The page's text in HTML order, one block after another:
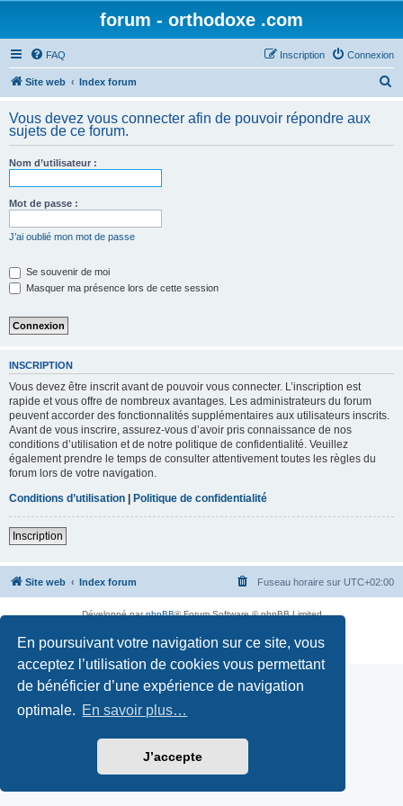
En poursuivant votre navigation sur ce site, vous
acceptez l’utilisation de cookies vous permettant
de bénéficier d’une expérience de navigation
optimale. En savoir plus…
J’accepte
forum - orthodoxe .com
FAQ Connexion
Inscription
Site web Index forum
h
Vous devez vous connecter afin de pouvoir répondre aux
sujets de ce forum.
Nom d’utilisateur :
Mot de passe :
J’ai oublié mon mot de passe
Se souvenir de moi
Masquer ma présence lors de cette session
INSCRIPTION
Vous devez être inscrit avant de pouvoir vous connecter. L’inscription est
rapide et vous offre de nombreux avantages. Les administrateurs du forum
peuvent accorder des fonctionnalités supplémentaires aux utilisateurs inscrits.
Avant de vous inscrire, assurez-vous d’avoir pris connaissance de nos
conditions d’utilisation et de notre politique de confidentialité. Veuillez
également prendre le temps de consulter attentivement toutes les règles du
forum lors de votre navigation.
Conditions d’utilisation | Politique de confidentialité
Inscription
Site web Index forum Fuseau horaire sur UTC+02:00
Développé parphpBB® Forum Software © phpBB Limited
Confidentialité| Conditions